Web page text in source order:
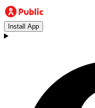
Install App